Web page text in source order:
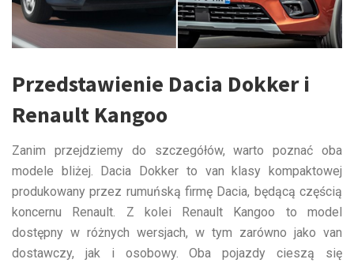
Przedstawienie Dacia Dokker i
Renault Kangoo
Zanim przejdziemy do szczegółów, warto poznać oba
modele bliżej. Dacia Dokker to van klasy kompaktowej
produkowany przez rumuńską firmę Dacia, będącą częścią
koncernu Renault. Z kolei Renault Kangoo to model
dostępny w różnych wersjach, w tym zarówno jako van
dostawczy, jak i osobowy. Oba pojazdy cieszą się